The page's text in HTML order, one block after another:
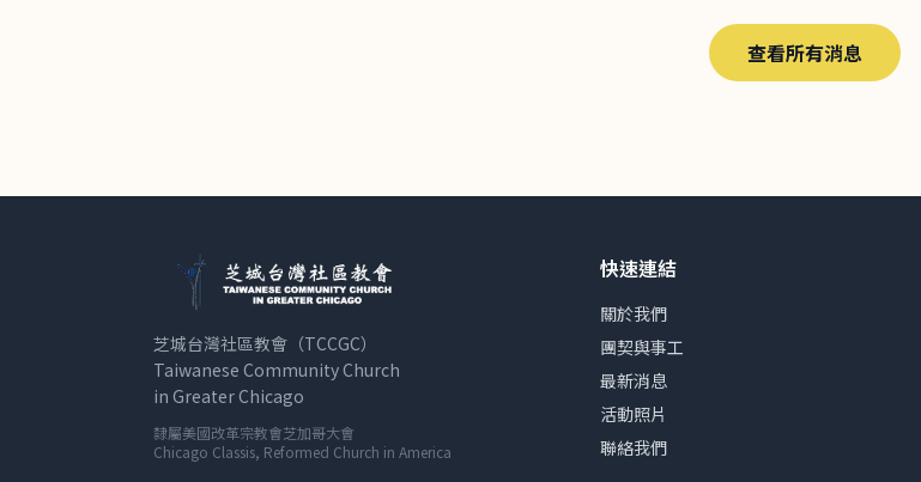
查看所有消息
芝城台灣社區教會（TCCGC）
Taiwanese Community Church
in Greater Chicago
隸屬美國改革宗教會芝加哥大會
Chicago Classis, Reformed Church in America
快速連結
關於我們
團契與事工
最新消息
活動照片
聯絡我們